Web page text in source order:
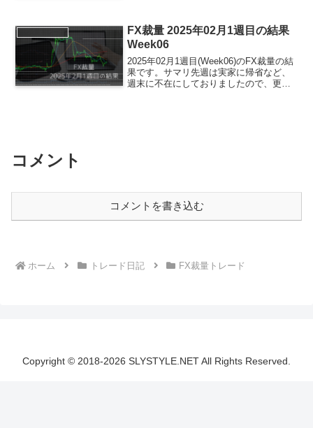
した。このまま、順調に増やしていきた
いです...
FX裁量 2025年02月1週目の結果
Week06
2025年02月1週目(Week06)のFX裁量の結
果です。サマリ先週は実家に帰省など、
週末に不在にしておりましたので、更新
コメント
コメントを書き込む
ホーム トレード日記 FX裁量トレード
Copyright © 2018-2026 SLYSTYLE.NET All Rights Reserved.